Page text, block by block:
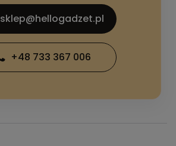
sklep@hellogadzet.pl
+48 733 367 006